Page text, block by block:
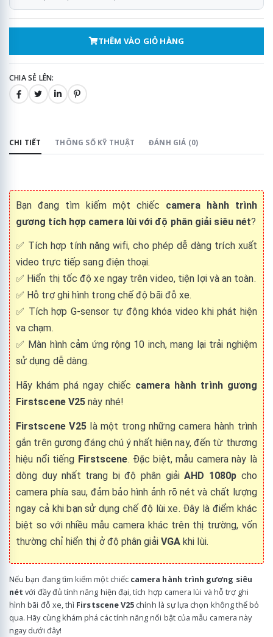
THÊM VÀO GIỎ HÀNG
CHIA SẺ LÊN:
CHI TIẾT THÔNG SỐ KỸ THUẬT ĐÁNH GIÁ (0)
Bạn đang tìm kiếm một chiếc camera hành trình
gương tích hợp camera lùi với độ phân giải siêu nét?
✅ Tích hợp tính năng wifi, cho phép dễ dàng trích xuất
video trực tiếp sang điện thoại.
✅ Hiển thị tốc độ xe ngay trên video, tiện lợi và an toàn.
✅ Hỗ trợ ghi hình trong chế độ bãi đỗ xe.
✅ Tích hợp G-sensor tự động khóa video khi phát hiện
va chạm.
✅ Màn hình cảm ứng rộng 10 inch, mang lại trải nghiệm
sử dụng dễ dàng.
Hãy khám phá ngay chiếc camera hành trình gương
Firstscene V25 này nhé!
Firstscene V25là một trong những camera hành trình
gắn trên gương đáng chú ý nhất hiện nay, đến từ thương
hiệu nổi tiếng Firstscene. Đặc biệt, mẫu camera này là
dòng duy nhất trang bị độ phân giảiAHD 1080p cho
camera phía sau, đảm bảo hình ảnh rõ nét và chất lượng
ngay cả khi bạn sử dụng chế độ lùi xe. Đây là điểm khác
biệt so với nhiều mẫu camera khác trên thị trường, vốn
thường chỉ hiển thị ở độ phân giải VGA khi lùi.
Nếu bạn đang tìm kiếm một chiếc camera hành trình gương siêu
nét với đầy đủ tính năng hiện đại, tích hợp camera lùi và hỗ trợ ghi
hình bãi đỗ xe, thì Firstscene V25 chính là sự lựa chọn không thể bỏ
qua. Hãy cùng khám phá các tính năng nổi bật của mẫu camera này
ngay dưới đây!